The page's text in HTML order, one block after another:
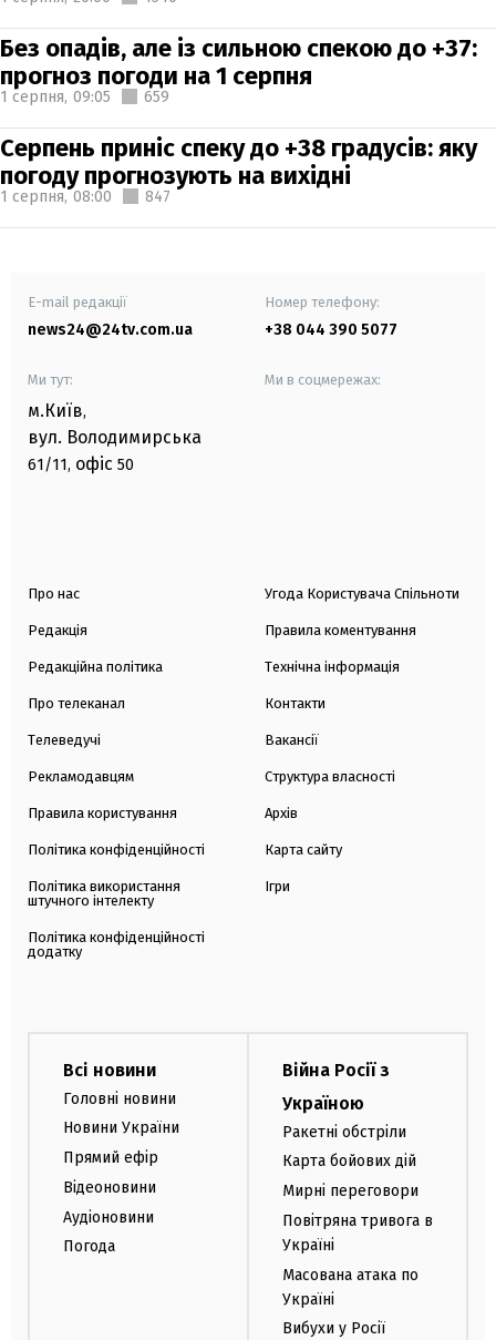
Без опадів, але із сильною спекою до +37:
прогноз погоди на 1 серпня
1 серпня, 09:05 659
Серпень приніс спеку до +38 градусів: яку
погоду прогнозують на вихідні
1 серпня, 08:00 847
E-mail редакції
news24@24tv.com.ua
Номер телефону:
+38 044 390 5077
Ми тут:
м.Київ,
вул. Володимирська
61/11, офіс 50
Ми в соцмережах:
Про нас
Редакція
Редакційна політика
Про телеканал
Телеведучі
Рекламодавцям
Правила користування
Політика конфіденційності
Політика використання
штучного інтелекту
Політика конфіденційності
додатку
Угода Користувача Спільноти
Правила коментування
Технічна інформація
Контакти
Вакансії
Структура власності
Архів
Карта сайту
Ігри
Всі новини
Головні новини
Новини України
Прямий ефір
Відеоновини
Аудіоновини
Погода
Війна Росії з
Україною
Ракетні обстріли
Карта бойових дій
Мирні переговори
Повітряна тривога в
Україні
Масована атака по
Україні
Вибухи у Росії